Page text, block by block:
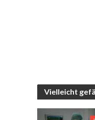
Vielleicht